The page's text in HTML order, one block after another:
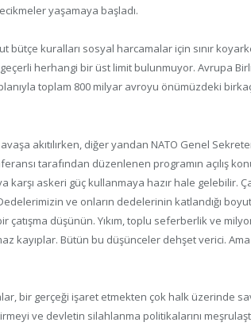
yaşamaya başladı.
bütçe kuralları sosyal harcamalar için sınır
herhangi bir üst limit bulunmuyor. Avrupa
toplam 800 milyar avroyu önümüzdeki
akıtılırken, diğer yandan NATO Genel
tarafından düzenlenen programın açılış
karşı askeri güç kullanmaya hazır hale gelebilir.
ve onların dedelerinin katlandığı
çatışma düşünün. Yıkım, toplu seferberlik ve
kayıplar. Bütün bu düşünceler dehşet verici.
bir gerçeği işaret etmekten çok halk üzerinde
ve devletin silahlanma politikalarını